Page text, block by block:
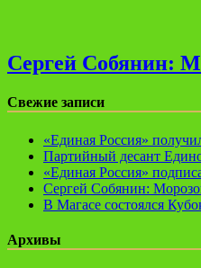
Сергей Собянин:
Свежие записи
«Единая Россия»
Партийный десант
«Единая Россия»
Сергей Собянин:
В Магасе состоялся
Архивы